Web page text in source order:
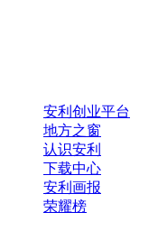
安利创业平台
地方之窗
认识安利
下载中心
安利画报
荣耀榜